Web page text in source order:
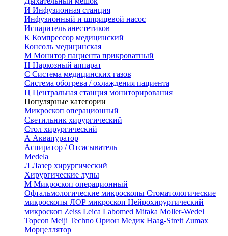
И Инфузионная станция
Инфузионный и шприцевой насос
Испаритель анестетиков
К Компрессор медицинский
Консоль медицинская
М Монитор пациента прикроватный
Н Наркозный аппарат
С Система медицинских газов
Система обогрева / охлаждения пациента
Ц Центральная станция мониторирования
Популярные категории
Микроскоп операционный
Светильник хирургический
Стол хирургический
А Аквапуратор
Аспиратор / Отсасыватель
Medela
Л Лазер хирургический
Хирургические лупы
М Микроскоп операционный
Офтальмологические микроскопы Стоматологические
микроскопы ЛОР микроскоп Нейрохирургический
микроскоп Zeiss Leica Labomed Mitaka Moller-Wedel
Topcon Meiji Techno Орион Медик Haag-Streit Zumax
Морцеллятор